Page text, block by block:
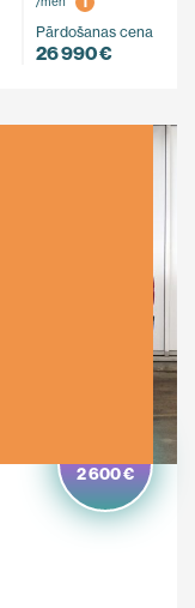
Pārdošanas cena
26 990 €
2 600 €